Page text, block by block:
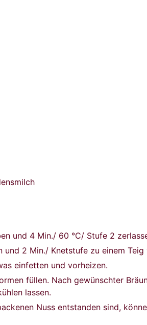
und 4 Min./ 60 °C/ Stufe 2
und 2 Min./ Knetstufe zu einem Teig
einfetten und vorheizen.
füllen. Nach gewünschter
lassen.
Nuss entstanden sind,